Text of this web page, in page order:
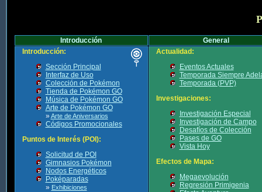
Introducción
General
Introducción:
Sección Principal
Interfaz de Uso
Colección de Pokémon
Tienda de Pokémon GO
Música de Pokémon GO
Arte de Pokémon GO
» Arte de Aniversarios
Códigos Promocionales
Puntos de Interés (POI):
Solicitud de POI
Gimnasios Pokémon
Nodos Energéticos
Poképaradas
» Exhibiciones
Actualidad:
Eventos Actuales
Temporada Siempre
Temporada (PVP)
Investigaciones:
Investigación Especial
Investigación de Campo
Desafíos de Colección
Pases de GO
Vista Hoy
Efectos de Mapa:
Megaevolución
Regresión Primigenia